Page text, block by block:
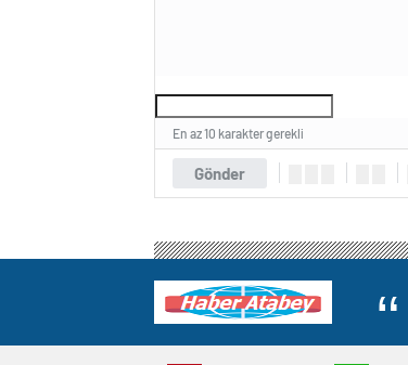
Gönder
En az 10 karakter gerekli